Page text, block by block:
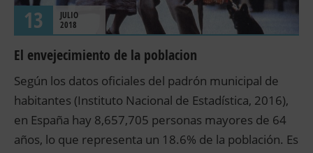
13
JULIO
2018
El envejecimiento de la poblacion
Según los datos oficiales del padrón municipal de
habitantes (Instituto Nacional de Estadística, 2016),
en España hay 8,657,705 personas mayores de 64
años, lo que representa un 18.6% de la población. Es